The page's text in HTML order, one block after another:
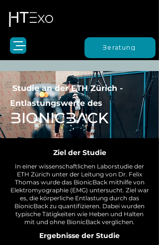
Beratung
Studie an der ETH Zürich -
Entlastungswerte des
BIONICBACK
Ziel der Studie
In einer wissenschaftlichen Laborstudie der
ETH Zürich unter der Leitung von Dr. Felix
Thomas wurde das BionicBack mithilfe von
Elektromyographie (EMG) untersucht. Ziel war
es, die körperliche Entlastung durch das
BionicBack zu quantifizieren. Dabei wurden
typische Tätigkeiten wie Heben und Halten
mit und ohne BionicBack verglichen.
Ergebnisse der Studie